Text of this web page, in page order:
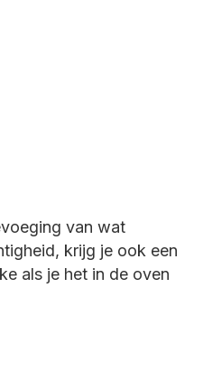
van wat
krijg je ook een
als je het in de oven